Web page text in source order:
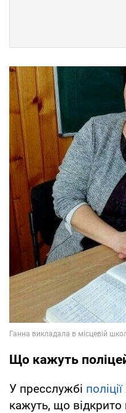
Що кажуть
У пресслужбі
кажуть, що відкрито